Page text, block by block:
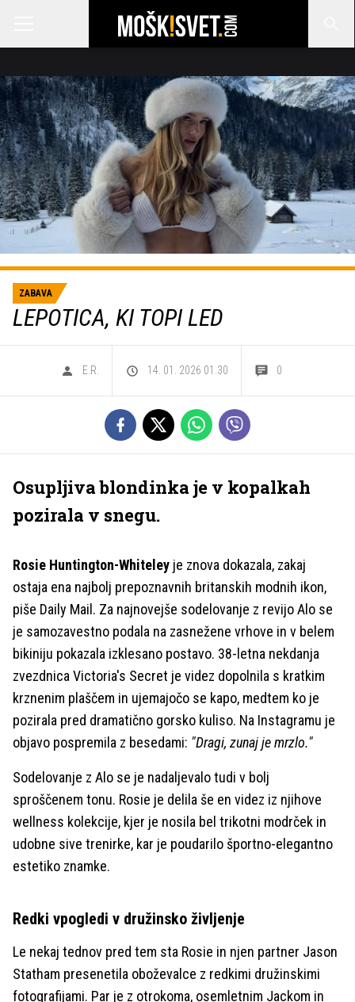
ZABAVA
LEPOTICA, KI TOPI LED
E.R. 14. 01. 2026 01.30 0
Osupljiva blondinka je v kopalkah
pozirala v snegu.
Rosie Huntington-Whiteley je znova dokazala, zakaj
ostaja ena najbolj prepoznavnih britanskih modnih ikon,
piše Daily Mail. Za najnovejše sodelovanje z revijo Alo se
je samozavestno podala na zasnežene vrhove in v belem
bikiniju pokazala izklesano postavo. 38-letna nekdanja
zvezdnica Victoria's Secret je videz dopolnila s kratkim
krznenim plaščem in ujemajočo se kapo, medtem ko je
pozirala pred dramatično gorsko kuliso. Na Instagramu je
objavo pospremila z besedami: "Dragi, zunaj je mrzlo."
Sodelovanje z Alo se je nadaljevalo tudi v bolj
sproščenem tonu. Rosie je delila še en videz iz njihove
wellness kolekcije, kjer je nosila bel trikotni modrček in
udobne sive trenirke, kar je poudarilo športno-elegantno
estetiko znamke.
Redki vpogledi v družinsko življenje
Le nekaj tednov pred tem sta Rosie in njen partner Jason
Statham presenetila oboževalce z redkimi družinskimi
fotografijami. Par je z otrokoma, osemletnim Jackom in